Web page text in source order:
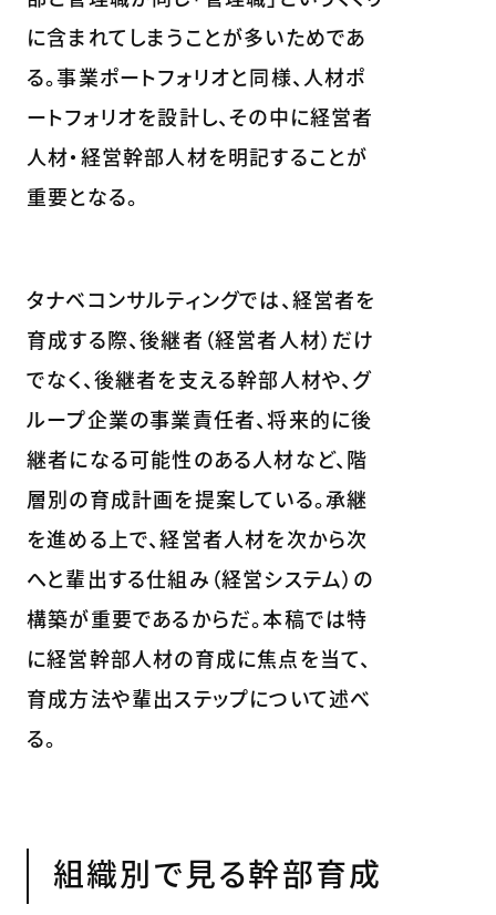
に含まれてしまうことが多いためであ
る。事業ポートフォリオと同様、人材ポ
ートフォリオを設計し、その中に経営者
人材・経営幹部人材を明記することが
重要となる。
タナベコンサルティングでは、経営者を
育成する際、後継者（経営者人材）だけ
でなく、後継者を支える幹部人材や、グ
ループ企業の事業責任者、将来的に後
継者になる可能性のある人材など、階
層別の育成計画を提案している。承継
を進める上で、経営者人材を次から次
へと輩出する仕組み（経営システム）の
構築が重要であるからだ。本稿では特
に経営幹部人材の育成に焦点を当て、
育成方法や輩出ステップについて述べ
る。
組織別で見る幹部育成